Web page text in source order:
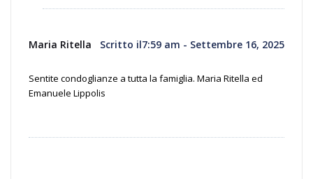
Maria Ritella Scritto il7:59 am - Settembre 16, 2025
Sentite condoglianze a tutta la famiglia. Maria Ritella ed
Emanuele Lippolis